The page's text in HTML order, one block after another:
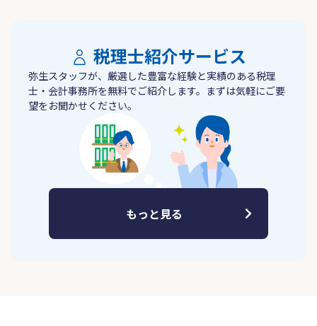
税理士紹介サービス
弥生スタッフが、厳選した豊富な経験と実績のある税理
士・会計事務所を無料でご紹介します。まずは気軽にご要
望をお聞かせください。
もっと見る